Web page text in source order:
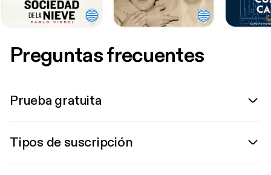
Preguntas frecuentes
Prueba gratuita
Tipos de suscripción